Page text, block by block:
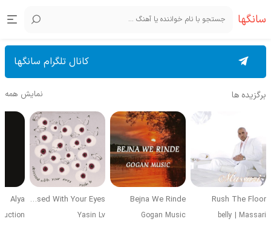
سانگها
کانال تلگرام سانگها
برگزیده ها نمایش همه
Rush The Floor
belly | Massari
Bejna We Rinde
Gogan Music
Obsessed With Your Eyes
Yasin Lv
Alya